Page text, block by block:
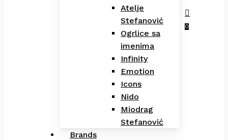
search
0
Menu
Atelje
Stefanović
Ogrlice sa
imenima
Infinity
Emotion
Icons
Nido
Miodrag
Stefanović
Brands